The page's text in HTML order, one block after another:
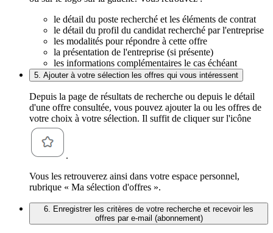
le détail du poste recherché et les éléments de contrat
le détail du profil du candidat recherché par l'entreprise
les modalités pour répondre à cette offre
la présentation de l'entreprise (si présente)
les informations complémentaires le cas échéant
5. Ajouter à votre sélection les offres qui vous intéressent
Depuis la page de résultats de recherche ou depuis le détail
d'une offre consultée, vous pouvez ajouter la ou les offres de
votre choix à votre sélection. Il suffit de cliquer sur l'icône
.
Vous les retrouverez ainsi dans votre espace personnel,
rubrique « Ma sélection d'offres ».
6. Enregistrer les critères de votre recherche et recevoir les
offres par e-mail (abonnement)